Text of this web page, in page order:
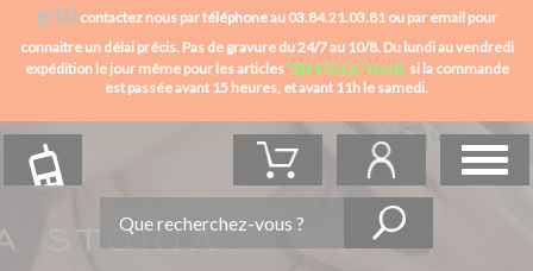
gris) contactez nous par téléphone au 03.84.21.03.81 ou par email pour
connaitre un délai précis. Pas de gravure du 24/7 au 10/8. Du lundi au vendredi
expédition le jour même pour les articles "EN STOCK" (vert), si la commande
est passée avant 15 heures, et avant 11h le samedi.